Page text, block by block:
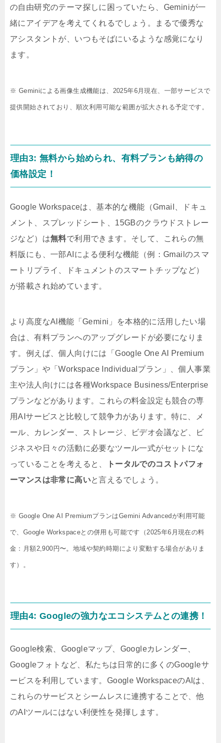
の自由研究のテーマ探しに困っていたら、Geminiが一
緒にアイデアを考えてくれるでしょう。まるで優秀な
アシスタントが、いつもそばにいるような感覚になり
ます。
※ Geminiによる画像生成機能は、2025年6月現在、一部サービスで
提供開始されており、順次利用可能な範囲が拡大される予定です。
理由3: 無料から始められ、有料プランも納得の
価格設定！
Google Workspaceは、基本的な機能（Gmail、ドキュ
メント、スプレッドシート、15GBのクラウドストレー
ジなど）は無料で利用できます。そして、これらの無
料版にも、一部AIによる便利な機能（例：Gmailのスマ
ートリプライ、ドキュメントのスマートチップなど）
が搭載され始めています。
より高度なAI機能「Gemini」を本格的に活用したい場
合は、有料プランへのアップグレードが必要になりま
す。例えば、個人向けには「Google One AI Premium
プラン」や「Workspace Individualプラン」、個人事業
主や法人向けには各種Workspace Business/Enterprise
プランなどがあります。これらの料金設定も競合の専
用AIサービスと比較して競争力があります。特に、メ
ール、カレンダー、ストレージ、ビデオ会議など、ビ
ジネスや日々の活動に必要なツール一式がセットにな
っていることを考えると、
トータルでのコストパフォ
ーマンスは非常に高いと言えるでしょう。
※ Google One AI PremiumプランはGemini Advancedが利用可能
で、Google Workspaceとの併用も可能です（2025年6月現在の料
金：月額2,900円〜。地域や契約時期により変動する場合がありま
す）。
理由4: Googleの強力なエコシステムとの連携！
Google検索、Googleマップ、Googleカレンダー、
Googleフォトなど、私たちは日常的に多くのGoogleサ
ービスを利用しています。Google WorkspaceのAIは、
これらのサービスとシームレスに連携することで、他
のAIツールにはない利便性を発揮します。